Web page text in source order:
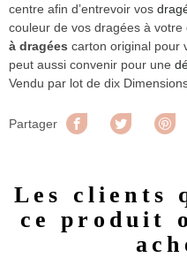
centre afin d’entrevoir vos
couleur de vos dragées à
à dragées carton original pour
peut aussi convenir pour une
Vendu par lot de dix
Partager Partager Tweet
Les clients
ce produit